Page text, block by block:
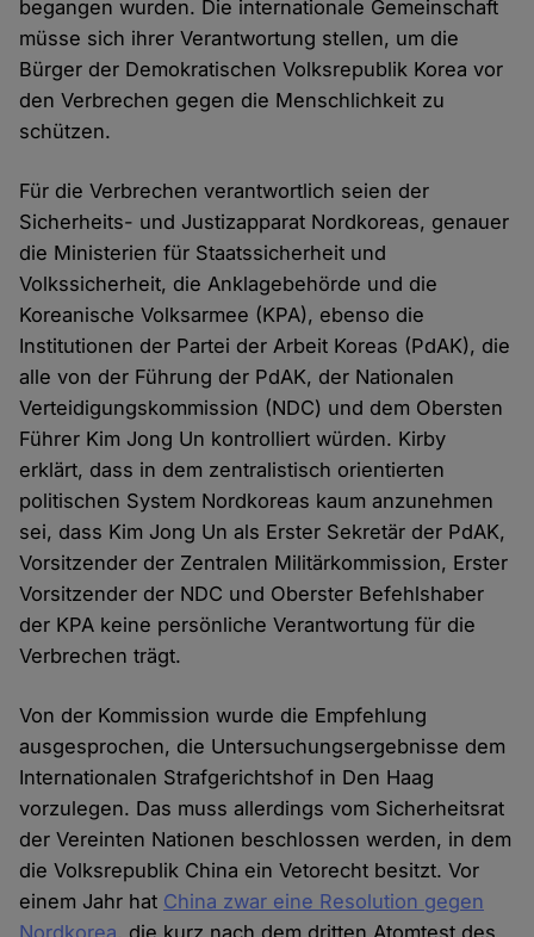
begangen wurden. Die internationale Gemeinschaft
müsse sich ihrer Verantwortung stellen, um die
Bürger der Demokratischen Volksrepublik Korea vor
den Verbrechen gegen die Menschlichkeit zu
schützen.
Für die Verbrechen verantwortlich seien der
Sicherheits- und Justizapparat Nordkoreas, genauer
die Ministerien für Staatssicherheit und
Volkssicherheit, die Anklagebehörde und die
Koreanische Volksarmee (KPA), ebenso die
Institutionen der Partei der Arbeit Koreas (PdAK), die
alle von der Führung der PdAK, der Nationalen
Verteidigungskommission (NDC) und dem Obersten
Führer Kim Jong Un kontrolliert würden. Kirby
erklärt, dass in dem zentralistisch orientierten
politischen System Nordkoreas kaum anzunehmen
sei, dass Kim Jong Un als Erster Sekretär der PdAK,
Vorsitzender der Zentralen Militärkommission, Erster
Vorsitzender der NDC und Oberster Befehlshaber
der KPA keine persönliche Verantwortung für die
Verbrechen trägt.
Von der Kommission wurde die Empfehlung
ausgesprochen, die Untersuchungsergebnisse dem
Internationalen Strafgerichtshof in Den Haag
vorzulegen. Das muss allerdings vom Sicherheitsrat
der Vereinten Nationen beschlossen werden, in dem
die Volksrepublik China ein Vetorecht besitzt. Vor
einem Jahr hat China zwar eine Resolution gegen